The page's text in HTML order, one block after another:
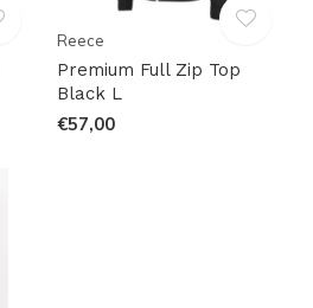
Reece
Premium Full Zip Top
Black L
€57,00